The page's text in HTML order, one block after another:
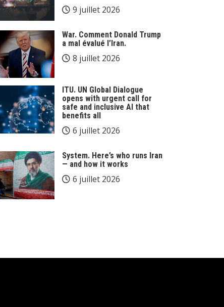
9 juillet 2026
War. Comment Donald Trump
a mal évalué l’Iran.
8 juillet 2026
ITU. UN Global Dialogue
opens with urgent call for
safe and inclusive AI that
benefits all
6 juillet 2026
System. Here’s who runs Iran
— and how it works
6 juillet 2026